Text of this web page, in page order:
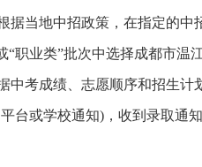
据当地中招政策，在指定的中
“职业类”批次中选择成都市温
中考成绩、志愿顺序和招生计
台或学校通知)，收到录取通知